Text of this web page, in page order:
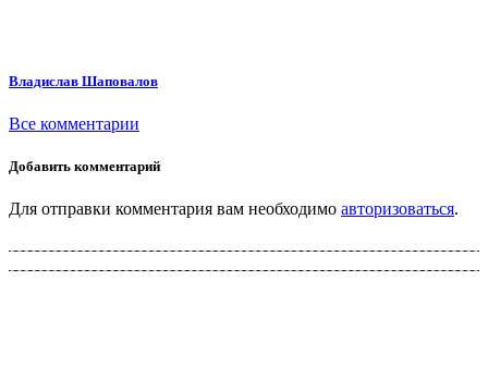
Владислав Шаповалов
Все комментарии
Добавить комментарий
Для отправки комментария вам необходимо авторизоваться.